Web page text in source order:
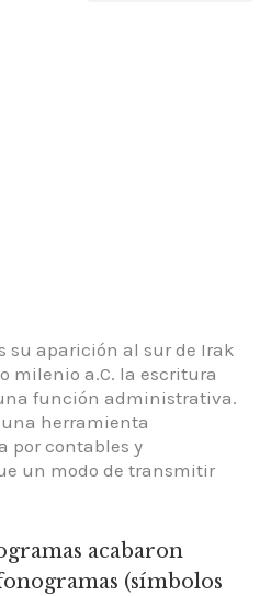
su aparición al sur de Irak
milenio a.C. la escritura
función administrativa.
herramienta
por contables y
un modo de transmitir
acabaron
(símbolos